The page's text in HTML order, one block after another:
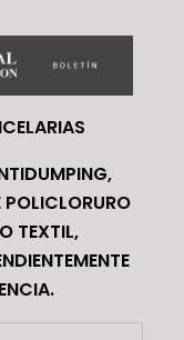
TEXTIL,